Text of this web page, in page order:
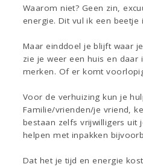
Waarom niet? Geen zin,
energie. Dit vul ik een beetje
Maar einddoel je blijft waar
zie je weer een huis en
merken. Of er komt
Voor de verhuizing kun je
Familie/vrienden/je vriend,
bestaan zelfs vrijwilligers uit
helpen met inpakken
Dat het je tijd en energie